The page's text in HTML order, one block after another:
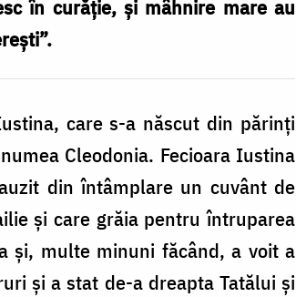
în curăție, și mâhnire mare au
care s-a născut din părinți
Cleodonia. Fecioara Iustina
din întâmplare un cuvânt de
și care grăia pentru întruparea
și, multe minuni făcând, a voit a
și a stat de-a dreapta Tatălui și